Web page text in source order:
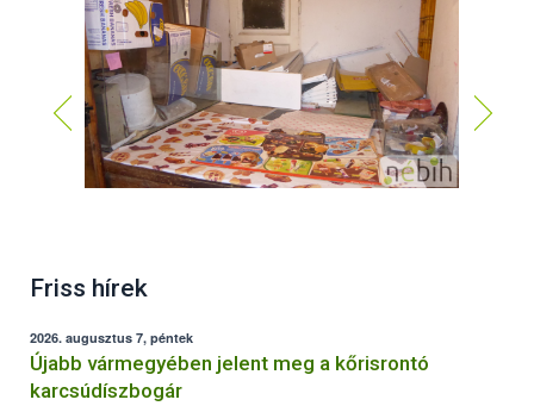
Friss hírek
2026. augusztus 7, péntek
Újabb vármegyében jelent meg a kőrisrontó
karcsúdíszbogár